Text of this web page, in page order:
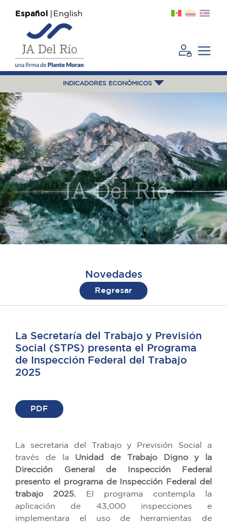
Español English
INDICADORES ECONÓMICOS
Novedades
Regresar
La Secretaría del Trabajo y Previsión
Social (STPS) presenta el Programa
de Inspección Federal del Trabajo
2025
PDF
La secretaria del Trabajo y Previsión Social a
través de la Unidad de Trabajo Digno y la
Dirección General de Inspección Federal
presento el programa de Inspección Federal del
trabajo 2025. El programa contempla la
aplicación de 43,000 inspecciones e
implementara el uso de herramientas de